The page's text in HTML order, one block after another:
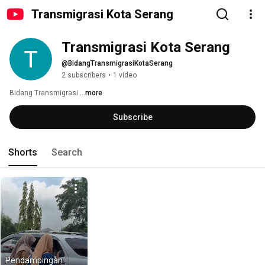
Transmigrasi Kota Serang
Transmigrasi Kota Serang
@BidangTransmigrasiKotaSerang
2 subscribers • 1 video
Bidang Transmigrasi ...more
Subscribe
Shorts Search
Pendampingan